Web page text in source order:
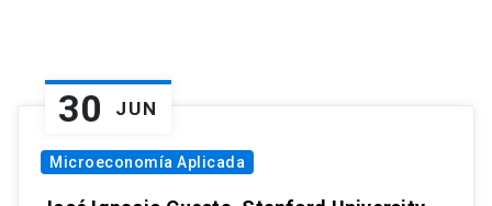
30 JUN
Microeconomía Aplicada